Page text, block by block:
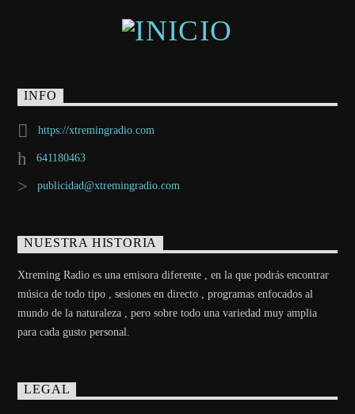
INFO
https://xtremingradio.com
641180463
publicidad@xtremingradio.com
NUESTRA HISTORIA
Xtreming Radio es una emisora diferente , en la que podrás encontrar
música de todo tipo , sesiones en directo , programas enfocados al
mundo de la naturaleza , pero sobre todo una variedad muy amplia
para cada gusto personal.
LEGAL